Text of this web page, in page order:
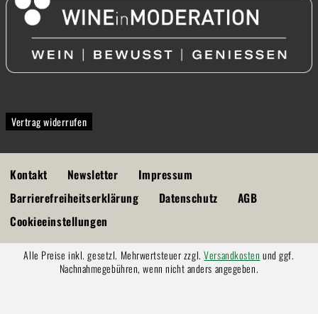
Vertrag widerrufen
Kontakt Newsletter
Impressum
Barrierefreiheitserklärung
Datenschutz
AGB
Cookieeinstellungen
Alle Preise inkl. gesetzl. Mehrwertsteuer zzgl.Versandkosten und ggf.
Nachnahmegebühren, wenn nicht anders angegeben.